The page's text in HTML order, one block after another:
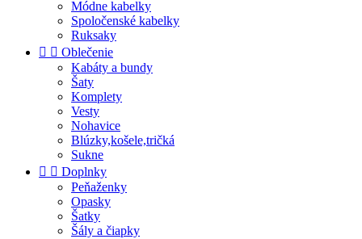
Módne kabelky
Spoločenské kabelky
Ruksaky
  Oblečenie
Kabáty a bundy
Šaty
Komplety
Vesty
Nohavice
Blúzky,košele,tričká
Sukne
  Doplnky
Peňaženky
Opasky
Šatky
Šály a čiapky